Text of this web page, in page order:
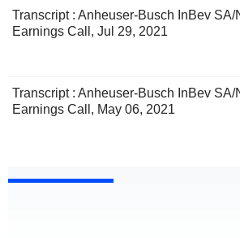
Transcript : Anheuser-Busch InBev SA/
Earnings Call, Jul 29, 2021
Transcript : Anheuser-Busch InBev SA/
Earnings Call, May 06, 2021